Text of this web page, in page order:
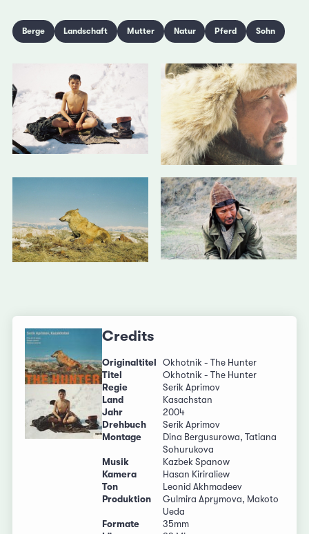
Berge Landschaft Mutter Natur Pferd Sohn
Credits
Originaltitel
Okhotnik - The Hunter
Titel
Okhotnik - The Hunter
Regie
Serik Aprimov
Land
Kasachstan
Jahr
2004
Drehbuch
Serik Aprimov
Montage
Dina Bergusurowa, Tatiana
Sohurukova
Musik
Kazbek Spanow
Kamera
Hasan Kiriraliew
Ton
Leonid Akhmadeev
Produktion
Gulmira Aprymova, Makoto
Ueda
Formate
35mm